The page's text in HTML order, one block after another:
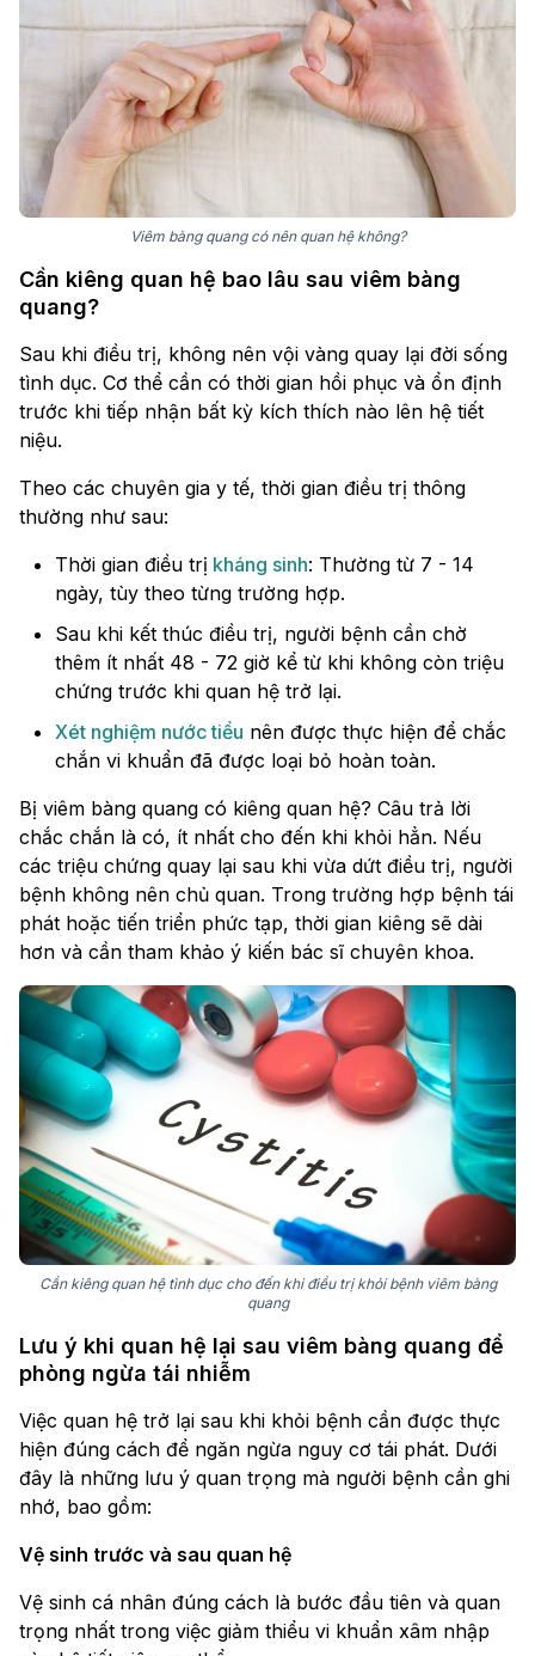
Viêm bàng quang có nên quan hệ không?
Cần kiêng quan hệ bao lâu sau viêm bàng
quang?
Sau khi điều trị, không nên vội vàng quay lại đời sống
tình dục. Cơ thể cần có thời gian hồi phục và ổn định
trước khi tiếp nhận bất kỳ kích thích nào lên hệ tiết
niệu.
Theo các chuyên gia y tế, thời gian điều trị thông
thường như sau:
Thời gian điều trị kháng sinh: Thường từ 7 - 14
ngày, tùy theo từng trường hợp.
Sau khi kết thúc điều trị, người bệnh cần chờ
thêm ít nhất 48 - 72 giờ kể từ khi không còn triệu
chứng trước khi quan hệ trở lại.
Xét nghiệm nước tiểu nên được thực hiện để chắc
chắn vi khuẩn đã được loại bỏ hoàn toàn.
Bị viêm bàng quang có kiêng quan hệ? Câu trả lời
chắc chắn là có, ít nhất cho đến khi khỏi hẳn. Nếu
các triệu chứng quay lại sau khi vừa dứt điều trị, người
bệnh không nên chủ quan. Trong trường hợp bệnh tái
phát hoặc tiến triển phức tạp, thời gian kiêng sẽ dài
hơn và cần tham khảo ý kiến bác sĩ chuyên khoa.
Cần kiêng quan hệ tình dục cho đến khi điều trị khỏi bệnh viêm bàng
quang
Lưu ý khi quan hệ lại sau viêm bàng quang để
phòng ngừa tái nhiễm
Việc quan hệ trở lại sau khi khỏi bệnh cần được thực
hiện đúng cách để ngăn ngừa nguy cơ tái phát. Dưới
đây là những lưu ý quan trọng mà người bệnh cần ghi
nhớ, bao gồm:
Vệ sinh trước và sau quan hệ
Vệ sinh cá nhân đúng cách là bước đầu tiên và quan
trọng nhất trong việc giảm thiểu vi khuẩn xâm nhập